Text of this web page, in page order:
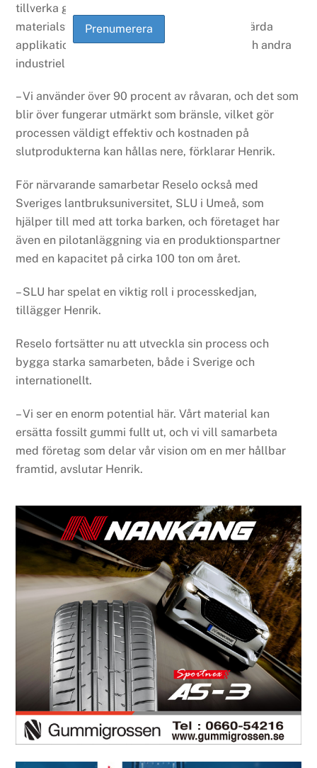
tillverka gummit, medan de andra
materialströmmarna används för andra högvärda
applikationer inom biopharma, kosmetika, och andra
industriella kemiapplikationer.
– Vi använder över 90 procent av råvaran, och det som
blir över fungerar utmärkt som bränsle, vilket gör
processen väldigt effektiv och kostnaden på
slutprodukterna kan hållas nere, förklarar Henrik.
För närvarande samarbetar Reselo också med
Sveriges lantbruksuniversitet, SLU i Umeå, som
hjälper till med att torka barken, och företaget har
även en pilotanläggning via en produktionspartner
med en kapacitet på cirka 100 ton om året.
– SLU har spelat en viktig roll i processkedjan,
tillägger Henrik.
Reselo fortsätter nu att utveckla sin process och
bygga starka samarbeten, både i Sverige och
internationellt.
– Vi ser en enorm potential här. Vårt material kan
ersätta fossilt gummi fullt ut, och vi vill samarbeta
med företag som delar vår vision om en mer hållbar
framtid, avslutar Henrik.